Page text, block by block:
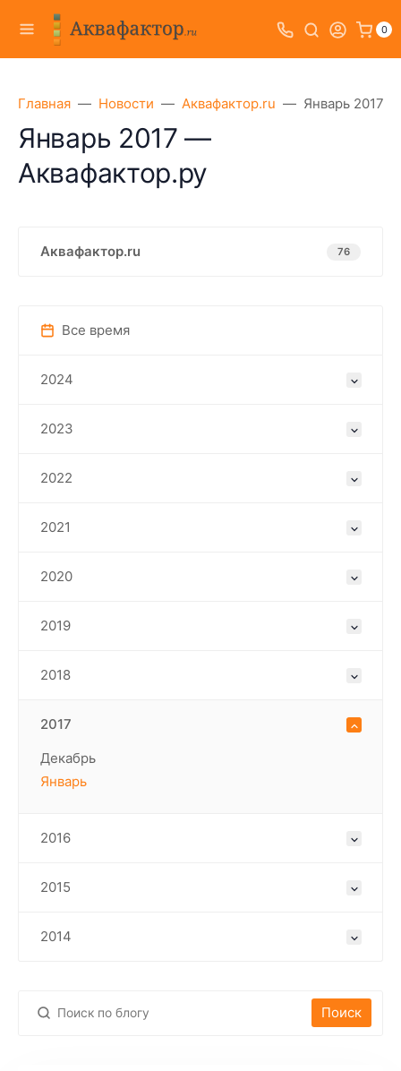
0
Главная Новости Аквафактор.ru Январь 2017
Январь 2017 —
Аквафактор.ру
Аквафактор.ru 76
Все время
2024
2023
2022
2021
2020
2019
2018
2017
Декабрь
Январь
2016
2015
2014
Поиск